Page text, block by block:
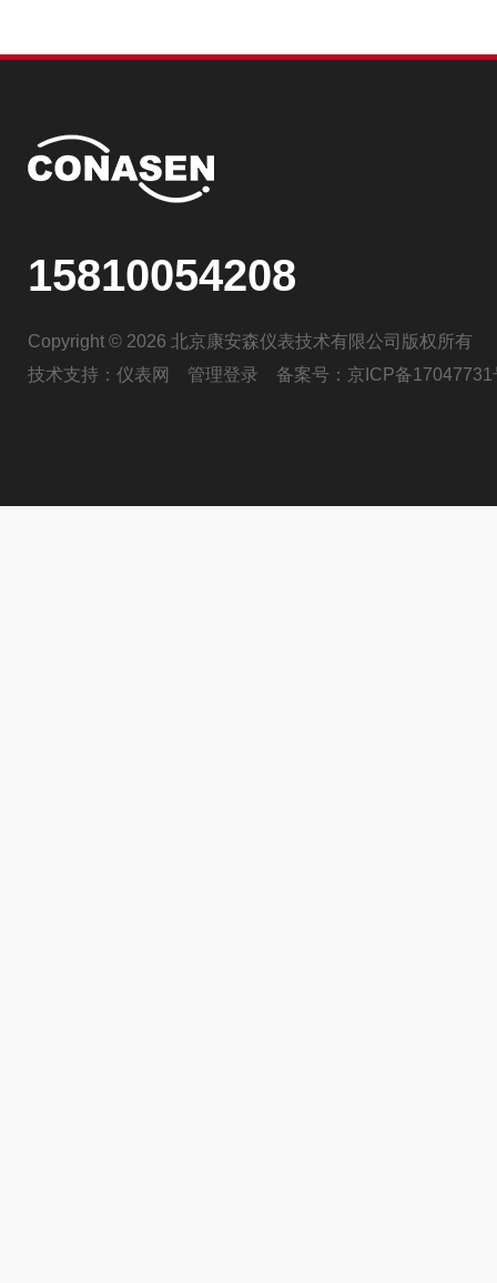
15810054208
Copyright © 2026 北京康安森仪表技术有限公司版权所有
技术支持： 仪表网 管理登录 备案号： 京ICP备17047731